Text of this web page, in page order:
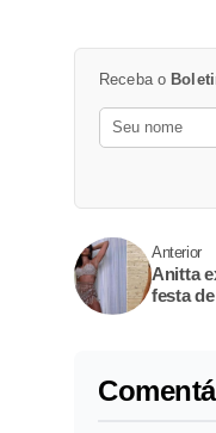
Receba o
Anterior
Anitta
festa